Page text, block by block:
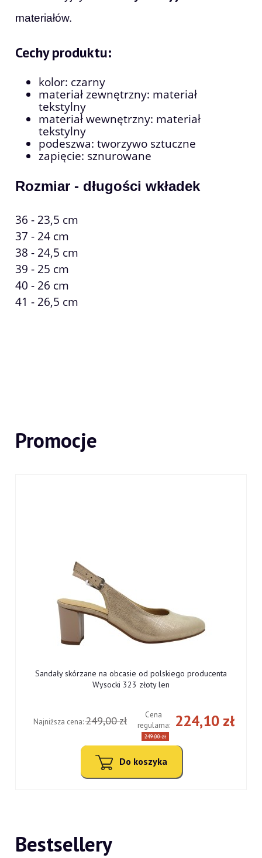
materiałów.
Cechy produktu:
kolor: czarny
materiał zewnętrzny: materiał
tekstylny
materiał wewnętrzny: materiał
tekstylny
podeszwa: tworzywo sztuczne
zapięcie: sznurowane
Rozmiar - długości wkładek
36 - 23,5 cm
37 - 24 cm
38 - 24,5 cm
39 - 25 cm
40 - 26 cm
41 - 26,5 cm
Promocje
Sandały skórzane na obcasie od polskiego producenta
Wysocki 323 złoty len
224,10 zł
Cena
regularna:
249,00 zł
Najniższa cena:249,00 zł
Do koszyka
Bestsellery